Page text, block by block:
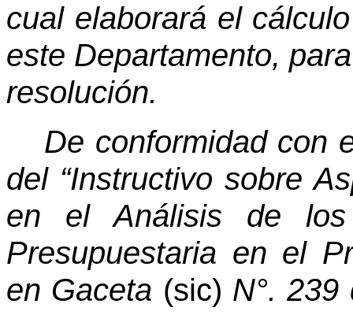
cual elaborará el
este Departamento,
resolución.
De conformidad con
del “Instructivo sobre
en el Análisis de los
Presupuestaria en el
en Gaceta (sic) N°. 239